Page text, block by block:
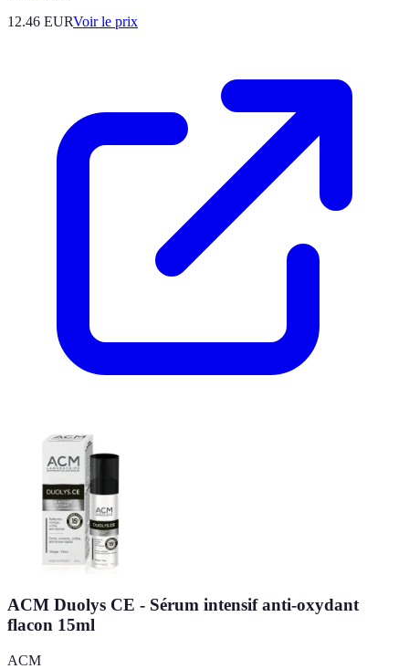
12.46 EURVoir le prix
ACM Duolys CE - Sérum intensif anti-oxydant
flacon 15ml
ACM